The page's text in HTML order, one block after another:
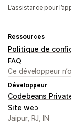
L’assistance pour
Ressources
Politique de
FAQ
Ce développeur
Développeur
Codebeans
Site web
Jaipur, RJ, IN